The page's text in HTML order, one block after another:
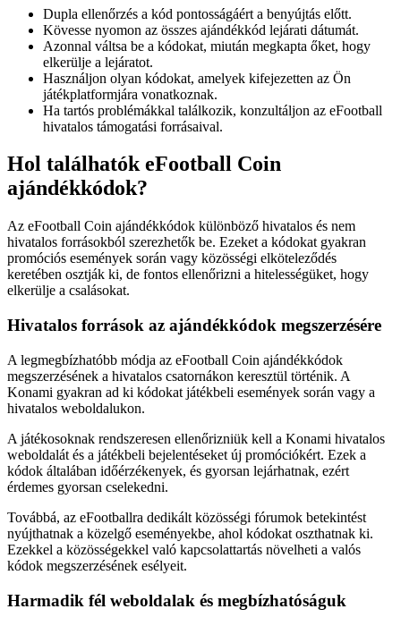
Dupla ellenőrzés a kód pontosságáért a benyújtás előtt.
Kövesse nyomon az összes ajándékkód lejárati dátumát.
Azonnal váltsa be a kódokat, miután megkapta őket, hogy
elkerülje a lejáratot.
Használjon olyan kódokat, amelyek kifejezetten az Ön
játékplatformjára vonatkoznak.
Ha tartós problémákkal találkozik, konzultáljon az eFootball
hivatalos támogatási forrásaival.
Hol találhatók eFootball Coin
ajándékkódok?
Az eFootball Coin ajándékkódok különböző hivatalos és nem
hivatalos forrásokból szerezhetők be. Ezeket a kódokat gyakran
promóciós események során vagy közösségi elköteleződés
keretében osztják ki, de fontos ellenőrizni a hitelességüket, hogy
elkerülje a csalásokat.
Hivatalos források az ajándékkódok megszerzésére
A legmegbízhatóbb módja az eFootball Coin ajándékkódok
megszerzésének a hivatalos csatornákon keresztül történik. A
Konami gyakran ad ki kódokat játékbeli események során vagy a
hivatalos weboldalukon.
A játékosoknak rendszeresen ellenőrizniük kell a Konami hivatalos
weboldalát és a játékbeli bejelentéseket új promóciókért. Ezek a
kódok általában időérzékenyek, és gyorsan lejárhatnak, ezért
érdemes gyorsan cselekedni.
Továbbá, az eFootballra dedikált közösségi fórumok betekintést
nyújthatnak a közelgő eseményekbe, ahol kódokat oszthatnak ki.
Ezekkel a közösségekkel való kapcsolattartás növelheti a valós
kódok megszerzésének esélyeit.
Harmadik fél weboldalak és megbízhatóságuk